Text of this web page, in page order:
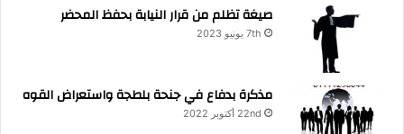
صيغة تظلم من قرار النيابة بحفظ المحضر
7th يونيو 2023
مذكرة بدفاع في جنحة بلطجة واستعراض القوه
22nd أكتوبر 2022